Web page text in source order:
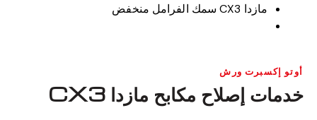
مازدا CX3 سمك الفرامل منخفض
أوتو إكسبرت ورش
خدمات إصلاح مكابح مازدا CX3